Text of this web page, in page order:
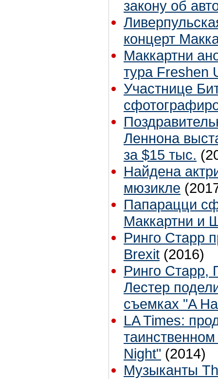
закону об
концерт
Маккартни
тура Freshen
Участнице
Леннона
за $15 тыс.
Найдена
мюзикле
Папарацци
Маккартни и
Ринго Старр
Brexit (2016)
Ринго Старр,
Лестер
съемках "A
LA Times:
Night" (2014)
Музыканты